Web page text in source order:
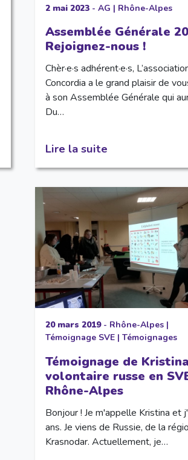
2 mai 2023 -AG | Rhône-Alpes
Assemblée Générale
Rejoignez-nous !
Chèr·e·s adhérent·e·s,
Concordia a le grand plaisir de
à son Assemblée Générale qui
Du…
Lire la suite
20 mars 2019- Rhône-Alpes |
Témoignage SVE |Témoignages
Témoignage de
volontaire russe en
Rhône-Alpes
Bonjour ! Je m'appelle Kristina et
ans. Je viens de Russie, de la
Krasnodar. Actuellement, je…